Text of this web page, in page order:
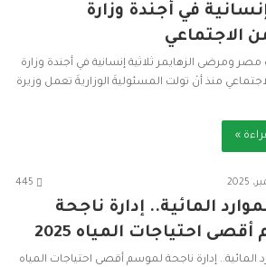
في أجندة وزارة
الاجتماعي
ومرضى الزهايمر ثلاثية إنسانية في أجندة وزارة
منذ أنْ تولت المسئوليةَ الوزاريةَ تعمل وزيرة
»
445
المائية.. إدارة ناجحة
احتياجات المياه 2025
المائية.. إدارة ناجحة لموسم أقصى احتياجات المياه